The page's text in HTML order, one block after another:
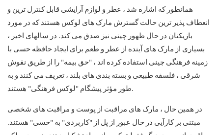
همانطور که اشاره شد ، عطر و لوازم آرایشی قابل کنترل ترین و
انعطاف پذیر ترین حالت گسترش مارک های لوکس هستند که در مورد
بازیکنان در حال ظهور چینی نیز صدق می کند. در سالهای اخیر ،
بسیاری از مارک های آینده از عطر و طعم برای ایجاد حافظه حسی با
زمینه فرهنگی چینی استفاده کرده اند ، "حق بیمه" را از طریق نقوش
شرقی ، فلسفه طبیعی و بسته بندی های بلند ، تعریف می کنند و به
طور مؤثر پیشگام "لوکس فرهنگی" هستند.
در همین حال ، مارک های مراقبت از پوست و مراقبت های شخصی
مبتنی بر کارآیی در حال عبور از پل از "کاربردی" به "حسی" هستند.